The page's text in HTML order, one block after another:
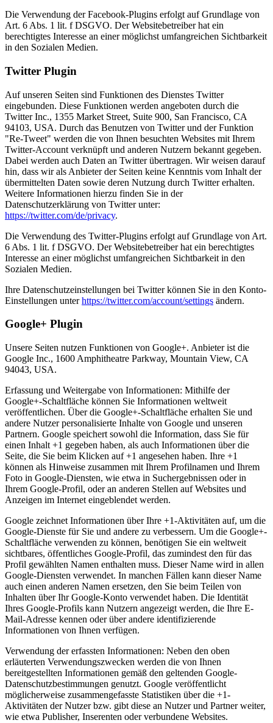
Die Verwendung der Facebook-Plugins erfolgt auf Grundlage von
Art. 6 Abs. 1 lit. f DSGVO. Der Websitebetreiber hat ein
berechtigtes Interesse an einer möglichst umfangreichen Sichtbarkeit
in den Sozialen Medien.
Twitter Plugin
Auf unseren Seiten sind Funktionen des Dienstes Twitter
eingebunden. Diese Funktionen werden angeboten durch die
Twitter Inc., 1355 Market Street, Suite 900, San Francisco, CA
94103, USA. Durch das Benutzen von Twitter und der Funktion
"Re-Tweet" werden die von Ihnen besuchten Websites mit Ihrem
Twitter-Account verknüpft und anderen Nutzern bekannt gegeben.
Dabei werden auch Daten an Twitter übertragen. Wir weisen darauf
hin, dass wir als Anbieter der Seiten keine Kenntnis vom Inhalt der
übermittelten Daten sowie deren Nutzung durch Twitter erhalten.
Weitere Informationen hierzu finden Sie in der
Datenschutzerklärung von Twitter unter:
https://twitter.com/de/privacy.
Die Verwendung des Twitter-Plugins erfolgt auf Grundlage von Art.
6 Abs. 1 lit. f DSGVO. Der Websitebetreiber hat ein berechtigtes
Interesse an einer möglichst umfangreichen Sichtbarkeit in den
Sozialen Medien.
Ihre Datenschutzeinstellungen bei Twitter können Sie in den Konto-
Einstellungen unterhttps://twitter.com/account/settings ändern.
Google+ Plugin
Unsere Seiten nutzen Funktionen von Google+. Anbieter ist die
Google Inc., 1600 Amphitheatre Parkway, Mountain View, CA
94043, USA.
Erfassung und Weitergabe von Informationen: Mithilfe der
Google+-Schaltfläche können Sie Informationen weltweit
veröffentlichen. Über die Google+-Schaltfläche erhalten Sie und
andere Nutzer personalisierte Inhalte von Google und unseren
Partnern. Google speichert sowohl die Information, dass Sie für
einen Inhalt +1 gegeben haben, als auch Informationen über die
Seite, die Sie beim Klicken auf +1 angesehen haben. Ihre +1
können als Hinweise zusammen mit Ihrem Profilnamen und Ihrem
Foto in Google-Diensten, wie etwa in Suchergebnissen oder in
Ihrem Google-Profil, oder an anderen Stellen auf Websites und
Anzeigen im Internet eingeblendet werden.
Google zeichnet Informationen über Ihre +1-Aktivitäten auf, um die
Google-Dienste für Sie und andere zu verbessern. Um die Google+-
Schaltfläche verwenden zu können, benötigen Sie ein weltweit
sichtbares, öffentliches Google-Profil, das zumindest den für das
Profil gewählten Namen enthalten muss. Dieser Name wird in allen
Google-Diensten verwendet. In manchen Fällen kann dieser Name
auch einen anderen Namen ersetzen, den Sie beim Teilen von
Inhalten über Ihr Google-Konto verwendet haben. Die Identität
Ihres Google-Profils kann Nutzern angezeigt werden, die Ihre E-
Mail-Adresse kennen oder über andere identifizierende
Informationen von Ihnen verfügen.
Verwendung der erfassten Informationen: Neben den oben
erläuterten Verwendungszwecken werden die von Ihnen
bereitgestellten Informationen gemäß den geltenden Google-
Datenschutzbestimmungen genutzt. Google veröffentlicht
möglicherweise zusammengefasste Statistiken über die +1-
Aktivitäten der Nutzer bzw. gibt diese an Nutzer und Partner weiter,
wie etwa Publisher, Inserenten oder verbundene Websites.